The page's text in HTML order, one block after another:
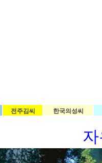
전주김씨 한국의성씨